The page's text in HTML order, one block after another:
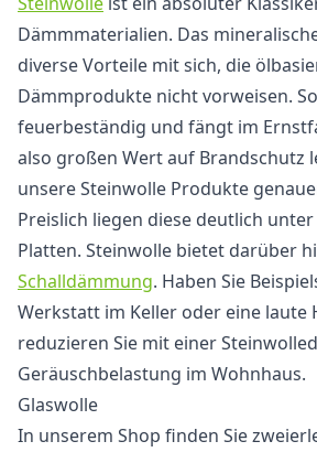
Dämmmaterialien. Das
diverse Vorteile mit sich, die
Dämmprodukte nicht vorweisen.
feuerbeständig und fängt im
also großen Wert auf Brandschutz
unsere Steinwolle Produkte
Preislich liegen diese deutlich unter
Platten. Steinwolle bietet darüber
Schalldämmung. Haben Sie
Werkstatt im Keller oder eine laute
reduzieren Sie mit einer
Geräuschbelastung im Wohnhaus.
Glaswolle
In unserem Shop finden Sie